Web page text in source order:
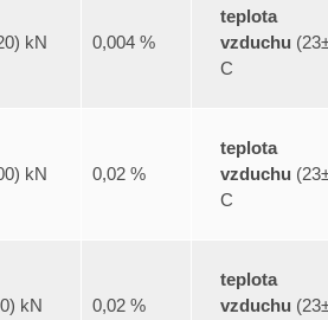
kN 0,004 %
teplota
vzduchu
C
kN 0,02 %
teplota
vzduchu
C
kN 0,02 %
teplota
vzduchu